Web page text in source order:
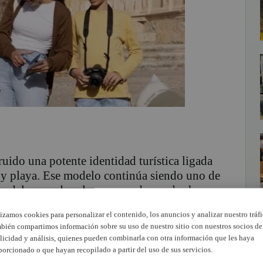
una potente identidad turística ligada
playa. Ese modelo continúa siendo uno de
mercado y las nuevas demandas han
de experiencias vinculadas a la
cookies para personalizar el contenido, los anuncios y analizar nuestro
compartimos información sobre su uso de nuestro sitio con nuestros socios de
y análisis, quienes pueden combinarla con otra información que les haya
o que hayan recopilado a partir del uso de sus servicios.